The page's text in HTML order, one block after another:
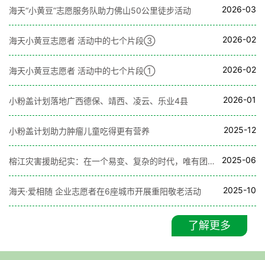
海天“小黄豆”志愿服务队助力佛山50公里徒步活动 2026-03
海天小黄豆志愿者 活动中的七个片段③ 2026-02
海天小黄豆志愿者 活动中的七个片段① 2026-02
小粉盖计划落地广西德保、靖西、凌云、乐业4县 2026-01
小粉盖计划助力肿瘤儿童吃得更有营养 2025-12
榕江灾害援助纪实：在一个易变、复杂的时代，唯有团结互助才能帮我们抵御风雨 2025-06
海天·爱相随 企业志愿者在6座城市开展重阳敬老活动 2025-10
了解更多